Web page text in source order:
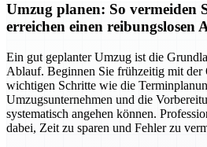
Umzug planen: So vermeiden
erreichen einen reibungslosen
Ein gut geplanter Umzug ist die
Ablauf. Beginnen Sie frühzeitig mit der
wichtigen Schritte wie die
Umzugsunternehmen und die
systematisch angehen können.
dabei, Zeit zu sparen und Fehler zu